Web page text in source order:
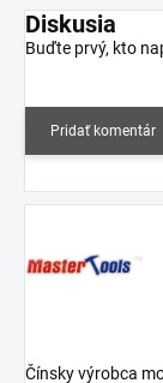
Diskusia
Buďte prvý, kto
Pridať komentár
Čínsky výrobca